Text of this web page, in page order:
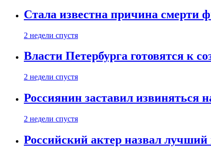
Стала известна причина смерти
2 недели спустя
Власти Петербурга готовятся к
2 недели спустя
Россиянин заставил извиняться
2 недели спустя
Российский актер назвал лучший